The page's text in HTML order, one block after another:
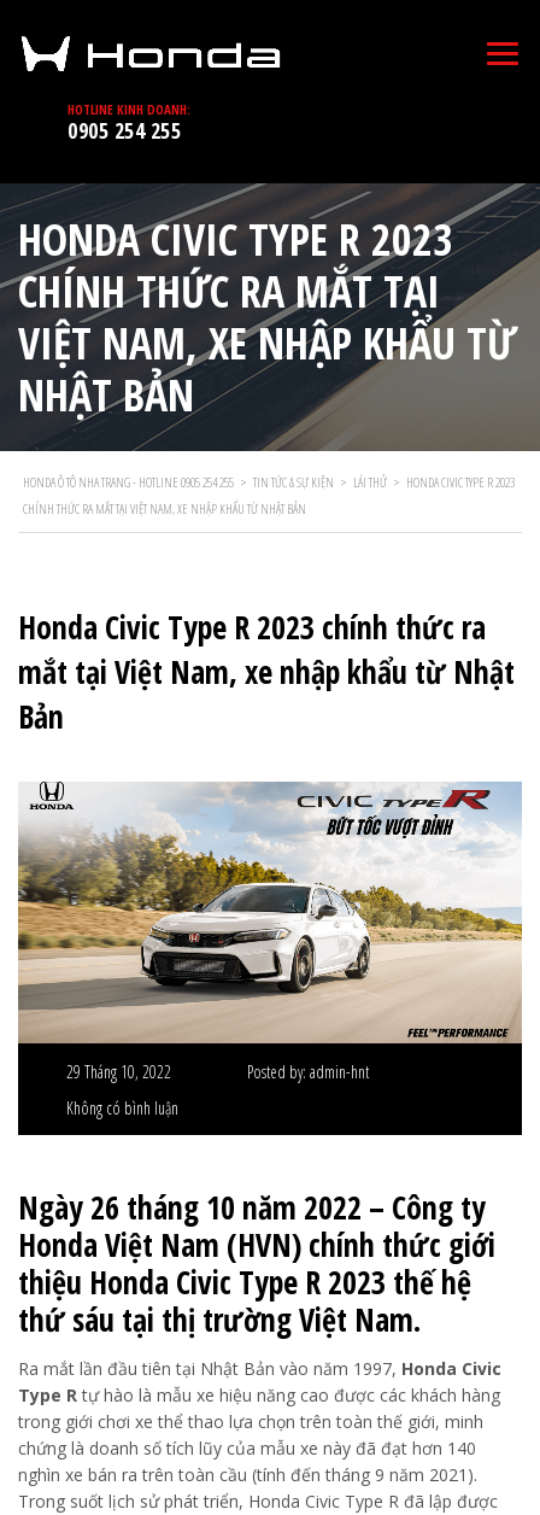
HOTLINE KINH DOANH:
0905 254 255
HONDA CIVIC TYPE R 2023
CHÍNH THỨC RA MẮT TẠI
VIỆT NAM, XE NHẬP KHẨU TỪ
NHẬT BẢN
HONDA Ô TÔ NHA TRANG - HOTLINE 0905 254 255 > TIN TỨC & SỰ KIỆN > LÁI THỬ > HONDA CIVIC TYPE R 2023
CHÍNH THỨC RA MẮT TẠI VIỆT NAM, XE NHẬP KHẨU TỪ NHẬT BẢN
Honda Civic Type R 2023 chính thức ra
mắt tại Việt Nam, xe nhập khẩu từ Nhật
Bản
29 Tháng 10, 2022 Posted by: admin-hnt
Không có bình luận
Ngày 26 tháng 10 năm 2022 – Công ty
Honda Việt Nam (HVN) chính thức giới
thiệu Honda Civic Type R 2023 thế hệ
thứ sáu tại thị trường Việt Nam.
Ra mắt lần đầu tiên tại Nhật Bản vào năm 1997, Honda Civic
Type Rtự hào là mẫu xe hiệu năng cao được các khách hàng
trong giới chơi xe thể thao lựa chọn trên toàn thế giới, minh
chứng là doanh số tích lũy của mẫu xe này đã đạt hơn 140
nghìn xe bán ra trên toàn cầu (tính đến tháng 9 năm 2021).
Trong suốt lịch sử phát triển, Honda Civic Type R đã lập được